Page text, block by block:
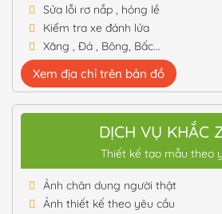
Sửa lỗi rơ nắp , hỏng lề
Kiểm tra xe đánh lửa
Xăng , Đá , Bông, Bấc...
Xem địa chỉ trên bản đồ
DỊCH VỤ KHẮC
Thiết kế tạo mẫu theo
Ảnh chân dung người thật
Ảnh thiết kế theo yêu cầu